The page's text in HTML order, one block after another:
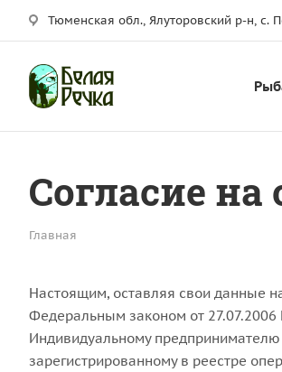
Тюменская обл., Ялуторовский р-н, с.
Согласие
Главная
Настоящим, оставляя свои данные
Федеральным законом от
Индивидуальному
зарегистрированному в реестре